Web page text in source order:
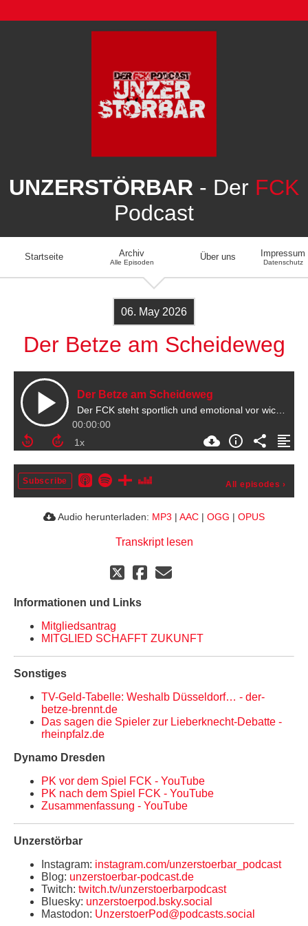
UNZERSTÖRBAR - Der FCK
Podcast
Startseite Archiv
Alle Episoden
Über uns Impressum
Datenschutz
06. May 2026
Der Betze am Scheideweg
Der Betze am Scheideweg
00:00:00
Subscribe All episodes ›
Audio herunterladen: MP3 | AAC | OGG | OPUS
Transkript lesen
Informationen und Links
Mitgliedsantrag
MITGLIED SCHAFFT ZUKUNFT
Sonstiges
TV-Geld-Tabelle: Weshalb Düsseldorf… - der-
betze-brennt.de
Das sagen die Spieler zur Lieberknecht-Debatte -
rheinpfalz.de
Dynamo Dresden
PK vor dem Spiel FCK - YouTube
PK nach dem Spiel FCK - YouTube
Zusammenfassung - YouTube
Unzerstörbar
Instagram: instagram.com/unzerstoerbar_podcast
Blog: unzerstoerbar-podcast.de
Twitch: twitch.tv/unzerstoerbarpodcast
Bluesky: unzerstoerpod.bsky.social
Mastodon: UnzerstoerPod@podcasts.social